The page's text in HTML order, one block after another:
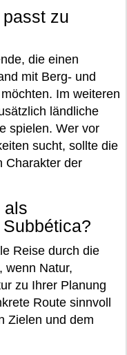
zu
die einen
mit Berg- und
Im weiteren
ländliche
spielen. Wer vor
sucht, sollte die
Charakter der
als
Reise durch die
wenn Natur,
zu Ihrer Planung
Route sinnvoll
Zielen und dem